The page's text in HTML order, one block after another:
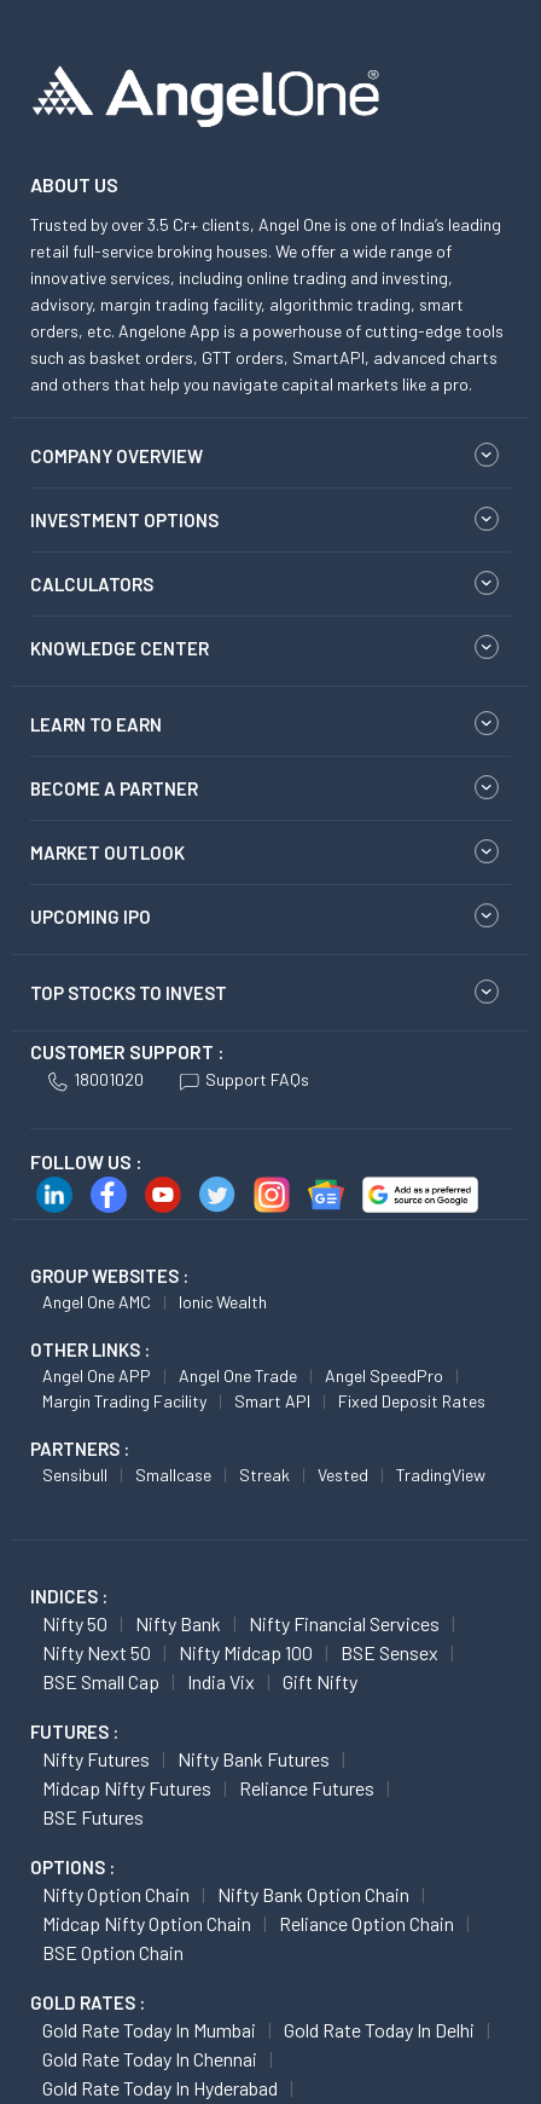
ABOUT US
Trusted by over 3.5 Cr+ clients, Angel One is one of India’s leading
retail full-service broking houses. We offer a wide range of
innovative services, including online trading and investing,
advisory, margin trading facility, algorithmic trading, smart
orders, etc. Angelone App is a powerhouse of cutting-edge tools
such as basket orders, GTT orders, SmartAPI, advanced charts
and others that help you navigate capital markets like a pro.
COMPANY OVERVIEW
INVESTMENT OPTIONS
CALCULATORS
KNOWLEDGE CENTER
LEARN TO EARN
BECOME A PARTNER
MARKET OUTLOOK
UPCOMING IPO
TOP STOCKS TO INVEST
CUSTOMER SUPPORT :
18001020 Support FAQs
FOLLOW US :
GROUP WEBSITES :
Angel One AMC Ionic Wealth
OTHER LINKS :
Angel One APP Angel One Trade
Angel SpeedPro
Margin Trading Facility
Smart API Fixed Deposit Rates
PARTNERS :
Sensibull Smallcase Streak Vested TradingView
INDICES :
Nifty 50 Nifty Bank
Nifty Financial Services
Nifty Next 50
Nifty Midcap 100
BSE Sensex
BSE Small Cap
India Vix Gift Nifty
FUTURES :
Nifty Futures
Nifty Bank Futures
Midcap Nifty Futures
Reliance Futures
BSE Futures
OPTIONS :
Nifty Option Chain
Nifty Bank Option Chain
Midcap Nifty Option Chain
Reliance Option Chain
BSE Option Chain
GOLD RATES :
Gold Rate Today In Mumbai
Gold Rate Today In Delhi
Gold Rate Today In Chennai
Gold Rate Today In Hyderabad